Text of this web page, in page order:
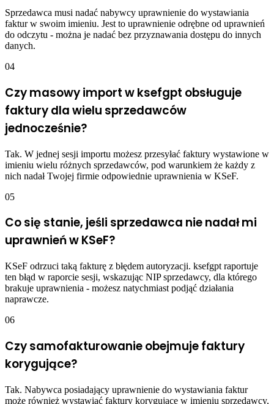
Sprzedawca musi nadać nabywcy uprawnienie do wystawiania
faktur w swoim imieniu. Jest to uprawnienie odrębne od uprawnień
do odczytu - można je nadać bez przyznawania dostępu do innych
danych.
04
Czy masowy import w ksefgpt obsługuje
faktury dla wielu sprzedawców
jednocześnie?
Tak. W jednej sesji importu możesz przesyłać faktury wystawione w
imieniu wielu różnych sprzedawców, pod warunkiem że każdy z
nich nadał Twojej firmie odpowiednie uprawnienia w KSeF.
05
Co się stanie, jeśli sprzedawca nie nadał mi
uprawnień w KSeF?
KSeF odrzuci taką fakturę z błędem autoryzacji. ksefgpt raportuje
ten błąd w raporcie sesji, wskazując NIP sprzedawcy, dla którego
brakuje uprawnienia - możesz natychmiast podjąć działania
naprawcze.
06
Czy samofakturowanie obejmuje faktury
korygujące?
Tak. Nabywca posiadający uprawnienie do wystawiania faktur
może również wystawiać faktury korygujące w imieniu sprzedawcy,